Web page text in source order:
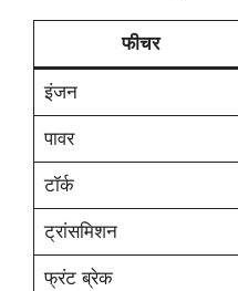
फीचर
इंजन
पावर
टॉर्क
ट्रांसमिशन
फ्रंट ब्रेक